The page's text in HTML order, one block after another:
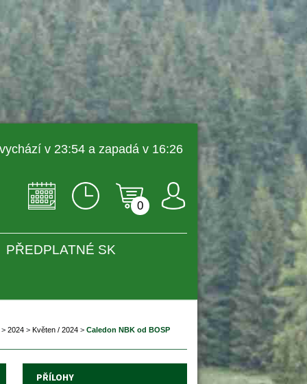
vychází v 23:54 a zapadá v 16:26
0
PŘEDPLATNÉ SK
> 2024 > Květen / 2024 > Caledon NBK od BOSP
PŘÍLOHY